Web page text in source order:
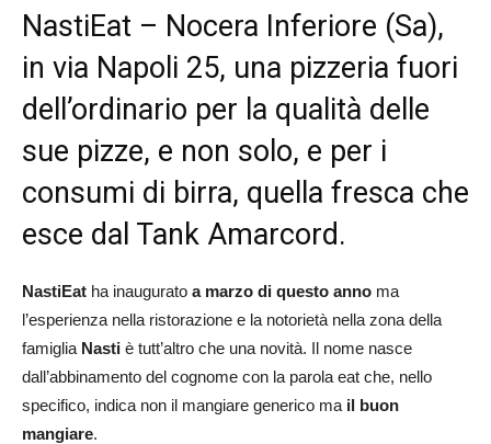
NastiEat – Nocera Inferiore (Sa),
in via Napoli 25, una pizzeria fuori
dell’ordinario per la qualità delle
sue pizze, e non solo, e per i
consumi di birra, quella fresca che
esce dal Tank Amarcord.
NastiEat ha inaugurato a marzo di questo anno ma
l’esperienza nella ristorazione e la notorietà nella zona della
famiglia Nasti è tutt’altro che una novità. Il nome nasce
dall’abbinamento del cognome con la parola eat che, nello
specifico, indica non il mangiare generico ma il buon
mangiare.